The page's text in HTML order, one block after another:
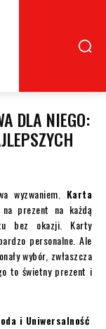
DLA NIEGO:
wyzwaniem. Karta
prezent na każdą
bez okazji. Karty
personalne. Ale
wybór, zwłaszcza
to świetny prezent i
i Uniwersalność